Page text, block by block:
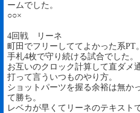
ームでした。
○○×
4回戦 リーネ
町田でフリーしててよかった系PT。
手札4枚で守り続ける試合でした。
お互いのクロック計算して直ダメ
打って言ういつものやり方。
ショットパーツを握る余裕は無か
て勝ち。
レベカが早くてリーネのテキスト